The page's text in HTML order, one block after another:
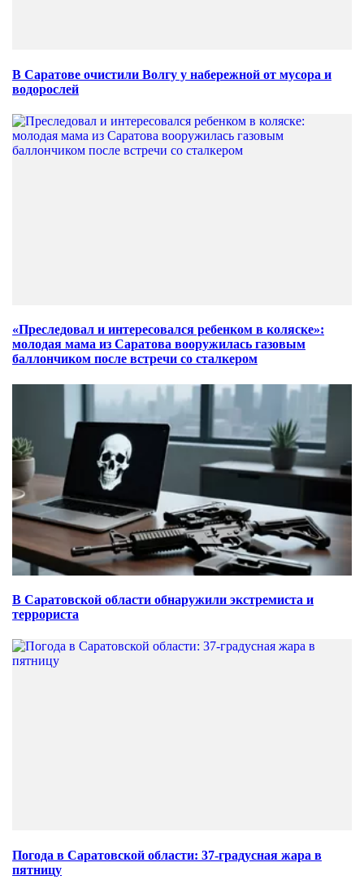
В Саратове очистили Волгу у набережной от мусора и
водорослей
«Преследовал и интересовался ребенком в коляске»:
молодая мама из Саратова вооружилась газовым
баллончиком после встречи со сталкером
В Саратовской области обнаружили экстремиста и
террориста
Погода в Саратовской области: 37-градусная жара в
пятницу